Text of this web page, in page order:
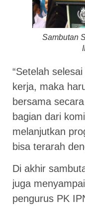
Sambutan
“Setelah
kerja, maka
bersama
bagian dari
melanjutkan
bisa terarah
Di akhir
juga
pengurus PK